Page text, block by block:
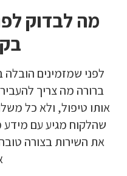
מה לבדוק
לפני שמזמינים הובלה
ברורה מה צריך
אותו טיפול, ולא כל
שהלקוח מגיע עם מידע
את השירות בצורה